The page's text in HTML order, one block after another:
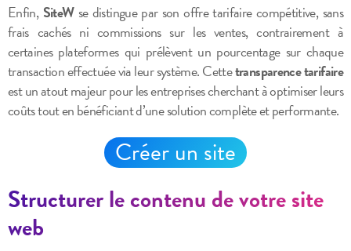
Enfin, SiteWse distingue par son offre tarifaire compétitive, sans
frais cachés ni commissions sur les ventes, contrairement à
certaines plateformes qui prélèvent un pourcentage sur chaque
transaction effectuée via leur système. Cettetransparence tarifaire
est un atout majeur pour les entreprises cherchant à optimiser leurs
coûts tout en bénéficiant d’une solution complète et performante.
Créer un site
Structurer le contenu de votre site
web